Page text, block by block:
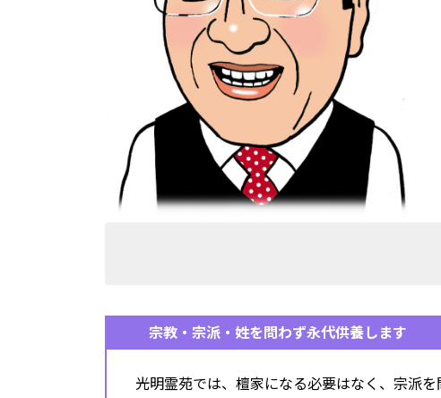
宗教・宗派・姓を問わず永代供養します
光明霊苑では、檀家になる必要はなく、宗派